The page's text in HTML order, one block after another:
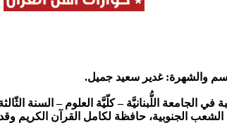
والشهرة: غدير سعيد جميل.
في الجامعة اللُّبنانيَّة – كلّيَّة العلوم – السنة
الشعب الجنوبية، حافظة لكامل القرآن الكريم